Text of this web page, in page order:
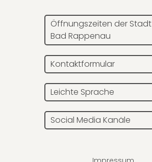
Öffnungszeiten der Stadt
Bad Rappenau
Kontaktformular
Leichte Sprache
Social Media Kanäle